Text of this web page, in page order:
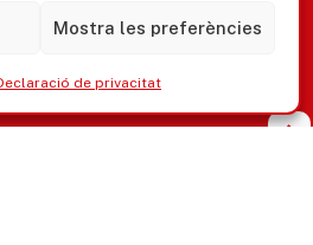
Mostra les preferències
de privacitat